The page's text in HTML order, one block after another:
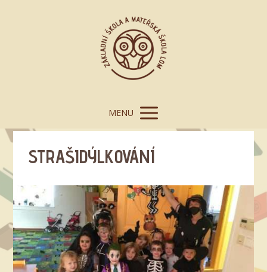
MENU
STRAŠIDÝLKOVÁNÍ